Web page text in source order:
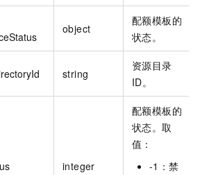
object
配额模板的
状态。
string
资源目录
ID。
integer
配额模板的
状态。取
值：
-1：禁